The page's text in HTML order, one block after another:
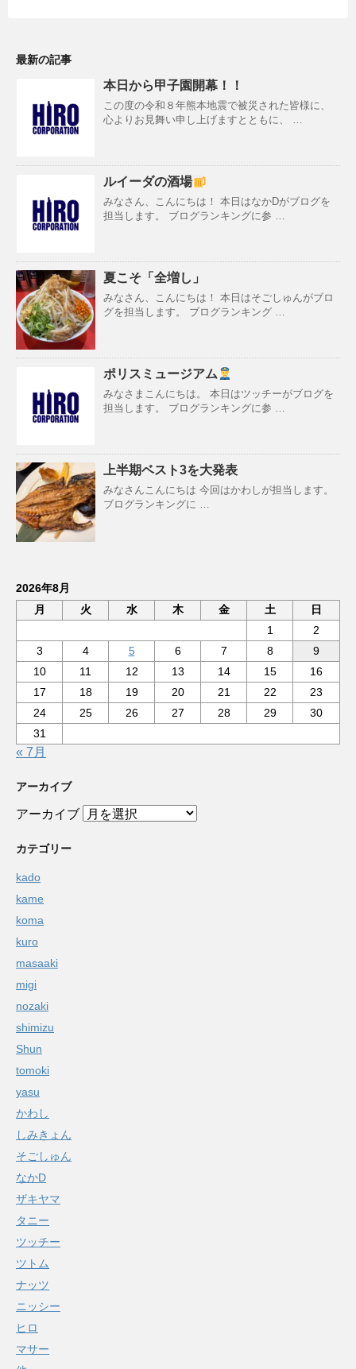
最新の記事
本日から甲子園開幕！！
この度の令和８年熊本地震で被災された皆様に、
心よりお見舞い申し上げますとともに、 …
ルイーダの酒場
みなさん、こんにちは！ 本日はなかDがブログを
担当します。 ブログランキングに参 …
夏こそ「全増し」
みなさん、こんにちは！ 本日はそごしゅんがブロ
グを担当します。 ブログランキング …
ポリスミュージアム
みなさまこんにちは。 本日はツッチーがブログを
担当します。 ブログランキングに参 …
上半期ベスト3を大発表
みなさんこんにちは 今回はかわしが担当します。
ブログランキングに …
2026年8月
月
火 水 木 金 土
日
1
2
3
4 5 6 7 8
9
10
11 12 13 14 15
16
17
18 19 20 21 22
23
24
25 26 27 28 29
30
31
« 7月
アーカイブ
アーカイブ
カテゴリー
kado
kame
koma
kuro
masaaki
migi
nozaki
shimizu
Shun
tomoki
yasu
かわし
しみきょん
そごしゅん
なかD
ザキヤマ
タニー
ツッチー
ツトム
ナッツ
ニッシー
ヒロ
マサー